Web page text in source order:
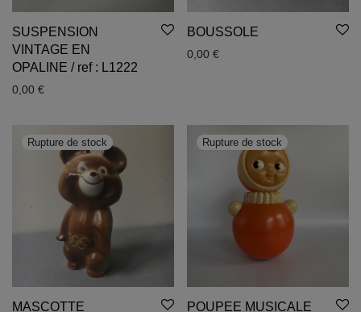
SUSPENSION
VINTAGE EN
OPALINE / ref : L1222
0,00 €
BOUSSOLE
0,00 €
MASCOTTE
POUPEE MUSICALE